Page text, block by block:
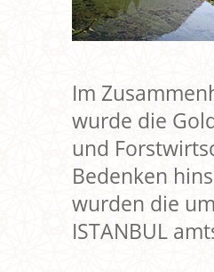
Im
wurde die
und
Bedenken
wurden die
ISTANBUL